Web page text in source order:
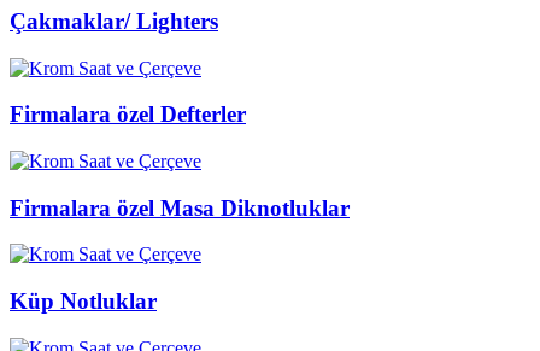
Çakmaklar/ Lighters
Firmalara özel Defterler
Firmalara özel Masa Diknotluklar
Küp Notluklar